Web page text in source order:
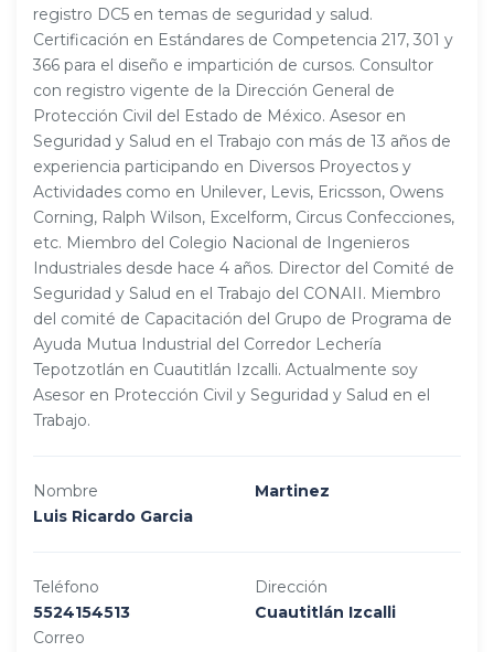
registro DC5 en temas de seguridad y salud.
Certificación en Estándares de Competencia 217, 301 y
366 para el diseño e impartición de cursos. Consultor
con registro vigente de la Dirección General de
Protección Civil del Estado de México. Asesor en
Seguridad y Salud en el Trabajo con más de 13 años de
experiencia participando en Diversos Proyectos y
Actividades como en Unilever, Levis, Ericsson, Owens
Corning, Ralph Wilson, Excelform, Circus Confecciones,
etc. Miembro del Colegio Nacional de Ingenieros
Industriales desde hace 4 años. Director del Comité de
Seguridad y Salud en el Trabajo del CONAII. Miembro
del comité de Capacitación del Grupo de Programa de
Ayuda Mutua Industrial del Corredor Lechería
Tepotzotlán en Cuautitlán Izcalli. Actualmente soy
Asesor en Protección Civil y Seguridad y Salud en el
Trabajo.
Nombre
Luis Ricardo Garcia
Martinez
Teléfono
5524154513
Correo
Dirección
Cuautitlán Izcalli